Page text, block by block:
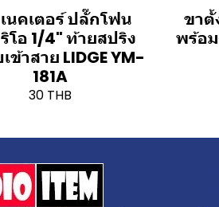
นคเตอร์ ปลั๊กโฟน
โอ 1/4" ท้ายสปริง
ข้าสาย LIDGE YM-
181A
30 THB
ขาตั้
พร้อม